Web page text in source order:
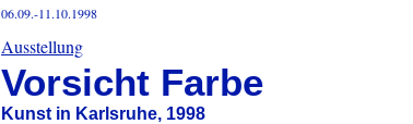
06.09.-11.10.1998
Ausstellung
Vorsicht Farbe
Kunst in Karlsruhe, 1998